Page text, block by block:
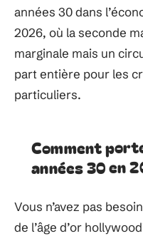
années 30 dans
2026, où la seconde
marginale mais un
part entière pour les
particuliers.
Comment
années 30 en
Vous n’avez pas
de l’âge d’or